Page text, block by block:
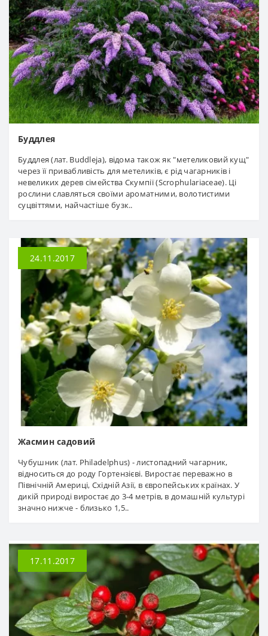
Буддлея
Буддлея (лат. Buddleja), відома також як "метеликовий кущ"
через її привабливість для метеликів, є рід чагарників і
невеликих дерев сімейства Скумпії (Scrophulariaceae). Ці
рослини славляться своїми ароматними, волотистими
суцвіттями, найчастіше бузк..
24.11.2017
Жасмин садовий
Чубушник (лат. Philadelphus) - листопадний чагарник,
відноситься до роду Гортензієві. Виростає переважно в
Північній Америці, Східній Азії, в європейських країнах. У
дикій природі виростає до 3-4 метрів, в домашній культурі
значно нижче - близько 1,5..
17.11.2017